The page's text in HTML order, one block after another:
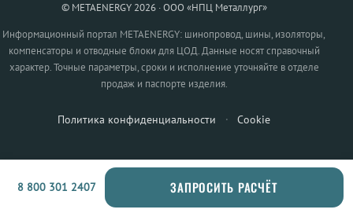
© METAENERGY 2026 · ООО «НПЦ Металлург»
Информационный портал METAENERGY: шинопровод, шины, изоляторы,
компенсаторы и отводные блоки для ЦОД. Данные носят справочный
характер. Точные параметры, сроки и исполнение уточняйте в отделе
продаж и паспорте изделия.
Политика конфиденциальности · Cookie
8 800 301 2407 ЗАПРОСИТЬ РАСЧЁТ